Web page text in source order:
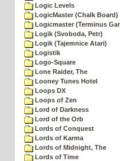
Logic Levels
LogicMaster (Chalk Board)
Logicmaster (Terminus
Logik (Svoboda, Petr)
Logik (Tajemnice Atari)
Logistik
Logo-Square
Lone Raider, The
Looney Tunes Hotel
Loops DX
Loops of Zen
Lord of Darkness
Lord of the Orb
Lords of Conquest
Lords of Karma
Lords of Midnight, The
Lords of Time